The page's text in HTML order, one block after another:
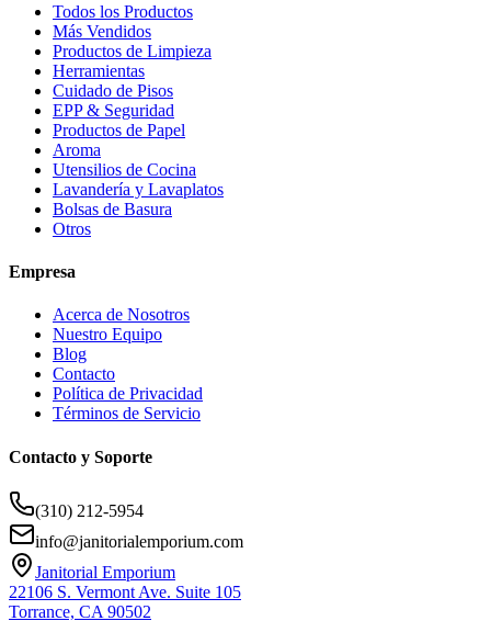
Todos los Productos
Más Vendidos
Productos de Limpieza
Herramientas
Cuidado de Pisos
EPP & Seguridad
Productos de Papel
Aroma
Utensilios de Cocina
Lavandería y Lavaplatos
Bolsas de Basura
Otros
Empresa
Acerca de Nosotros
Nuestro Equipo
Blog
Contacto
Política de Privacidad
Términos de Servicio
Contacto y Soporte
(310) 212-5954
info@janitorialemporium.com
Janitorial Emporium
22106 S. Vermont Ave. Suite 105
Torrance, CA 90502